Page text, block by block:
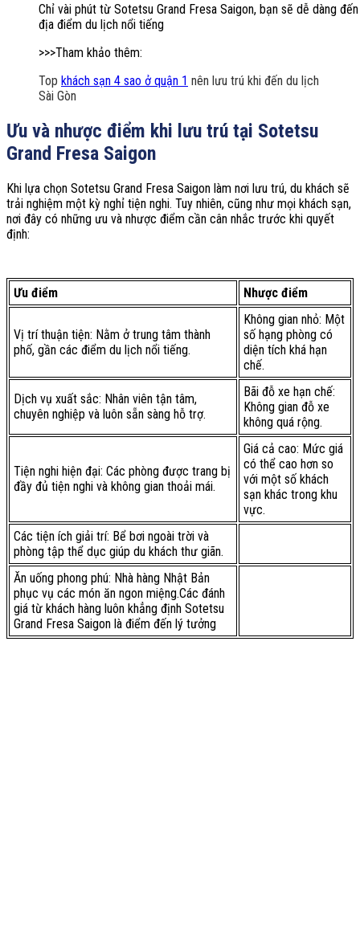
Chỉ vài phút từ Sotetsu Grand Fresa Saigon, bạn sẽ dễ dàng
địa điểm du lịch nổi tiếng
>>>Tham khảo thêm:
Top khách sạn 4 sao ở quận 1 nên lưu trú khi đến du lịch
Sài Gòn
Ưu và nhược điểm khi lưu trú tại Sotetsu
Grand Fresa Saigon
Khi lựa chọn Sotetsu Grand Fresa Saigon làm nơi lưu trú, du khách sẽ
trải nghiệm một kỳ nghỉ tiện nghi. Tuy nhiên, cũng như mọi khách sạn,
nơi đây có những ưu và nhược điểm cần cân nhắc trước khi quyết
định:
Ưu điểm Nhược điểm
Vị trí thuận tiện: Nằm ở trung tâm thành
phố, gần các điểm du lịch nổi tiếng.
Không gian nhỏ: Một
số hạng phòng có
diện tích khá hạn
chế.
Dịch vụ xuất sắc: Nhân viên tận tâm,
chuyên nghiệp và luôn sẵn sàng hỗ trợ.
Bãi đỗ xe hạn chế:
Không gian đỗ xe
không quá rộng.
Tiện nghi hiện đại: Các phòng được trang bị
đầy đủ tiện nghi và không gian thoải mái.
Giá cả cao: Mức giá
có thể cao hơn so
với một số khách
sạn khác trong khu
vực.
Các tiện ích giải trí: Bể bơi ngoài trời và
phòng tập thể dục giúp du khách thư giãn.
Ăn uống phong phú: Nhà hàng Nhật Bản
phục vụ các món ăn ngon miệng.Các đánh
giá từ khách hàng luôn khẳng định Sotetsu
Grand Fresa Saigon là điểm đến lý tưởng